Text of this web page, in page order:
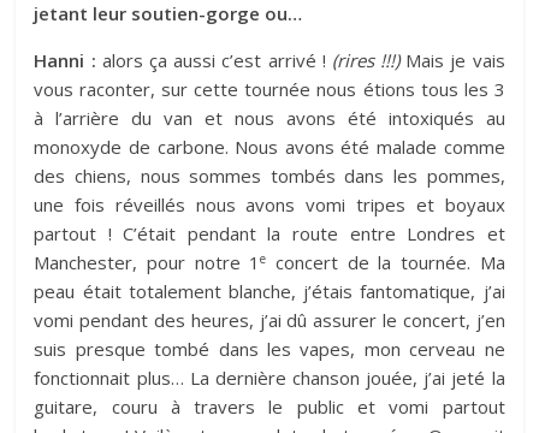
jetant leur soutien-gorge ou…
Hanni : alors ça aussi c’est arrivé ! (rires !!!)Mais je vais
vous raconter, sur cette tournée nous étions tous les 3
à l’arrière du van et nous avons été intoxiqués au
monoxyde de carbone. Nous avons été malade comme
des chiens, nous sommes tombés dans les pommes,
une fois réveillés nous avons vomi tripes et boyaux
partout ! C’était pendant la route entre Londres et
Manchester, pour notre 1e concert de la tournée. Ma
peau était totalement blanche, j’étais fantomatique, j’ai
vomi pendant des heures, j’ai dû assurer le concert, j’en
suis presque tombé dans les vapes, mon cerveau ne
fonctionnait plus… La dernière chanson jouée, j’ai jeté la
guitare, couru à travers le public et vomi partout